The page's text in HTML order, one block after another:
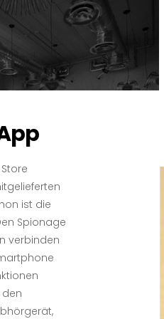
ist die
Spionage
verbinden